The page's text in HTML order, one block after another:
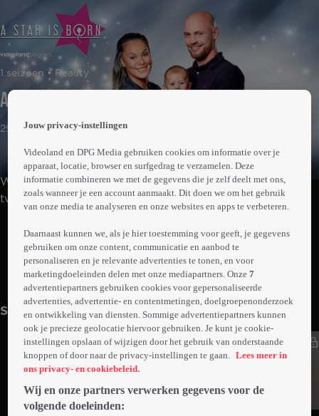
page
1 seizoen • Reality
Aflevering 1
29min
We volgen Jethro Galung en zijn vriendin Kelly, terror
twins Esmee en Sharon Ipema, Rowena Baierl en haar
vriend Shane, en Laura Ponticorvo en haar man Ryan
tijdens hun zwangerschap en daarna. Hoe gaan ze het
leven in de spotlights combineren met het ouderschap?
Meer
info
Seizoen 1
Jouw privacy-instellingen
Videoland en DPG Media gebruiken cookies om informatie over je
apparaat, locatie, browser en surfgedrag te verzamelen. Deze
informatie combineren we met de gegevens die je zelf deelt met ons,
zoals wanneer je een account aanmaakt. Dit doen we om het gebruik
van onze media te analyseren en onze websites en apps te verbeteren.
Daarnaast kunnen we, als je hier toestemming voor geeft, je gegevens
gebruiken om onze content, communicatie en aanbod te
personaliseren en je relevante advertenties te tonen, en voor
marketingdoeleinden delen met onze mediapartners. Onze7
advertentiepartners gebruiken cookies voor gepersonaliseerde
advertenties, advertentie- en contentmetingen, doelgroepenonderzoek
en ontwikkeling van diensten. Sommige advertentiepartners kunnen
ook je precieze geolocatie hiervoor gebruiken. Je kunt je cookie-
instellingen opslaan of wijzigen door het gebruik van onderstaande
knoppen of door naar de privacy-instellingen te gaan.
Lees meer in
ons privacy- en cookiebeleid.
Wij en onze partners verwerken gegevens voor de
volgende doeleinden: